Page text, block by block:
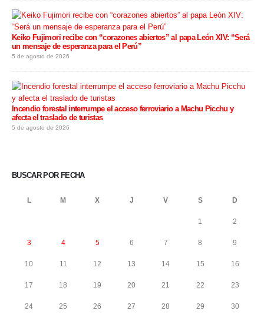
Keiko Fujimori recibe con “corazones abiertos” al papa León XIV: “Será
un mensaje de esperanza para el Perú”
5 de agosto de 2026
Incendio forestal interrumpe el acceso ferroviario a Machu Picchu y
afecta el traslado de turistas
5 de agosto de 2026
BUSCAR POR FECHA
L M X J V S D
1 2
3 4 5 6 7 8 9
10 11 12 13 14 15 16
17 18 19 20 21 22 23
24 25 26 27 28 29 30